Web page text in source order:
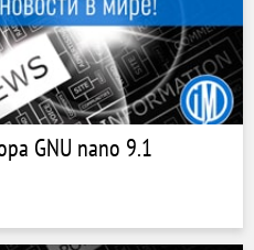
GNU nano 9.1